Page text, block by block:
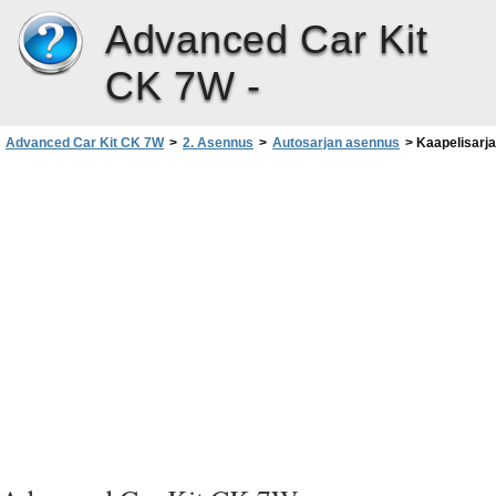
Advanced Car Kit
CK 7W -
Advanced Car Kit CK 7W > 2. Asennus > Autosarjan asennus > Kaapelisarja